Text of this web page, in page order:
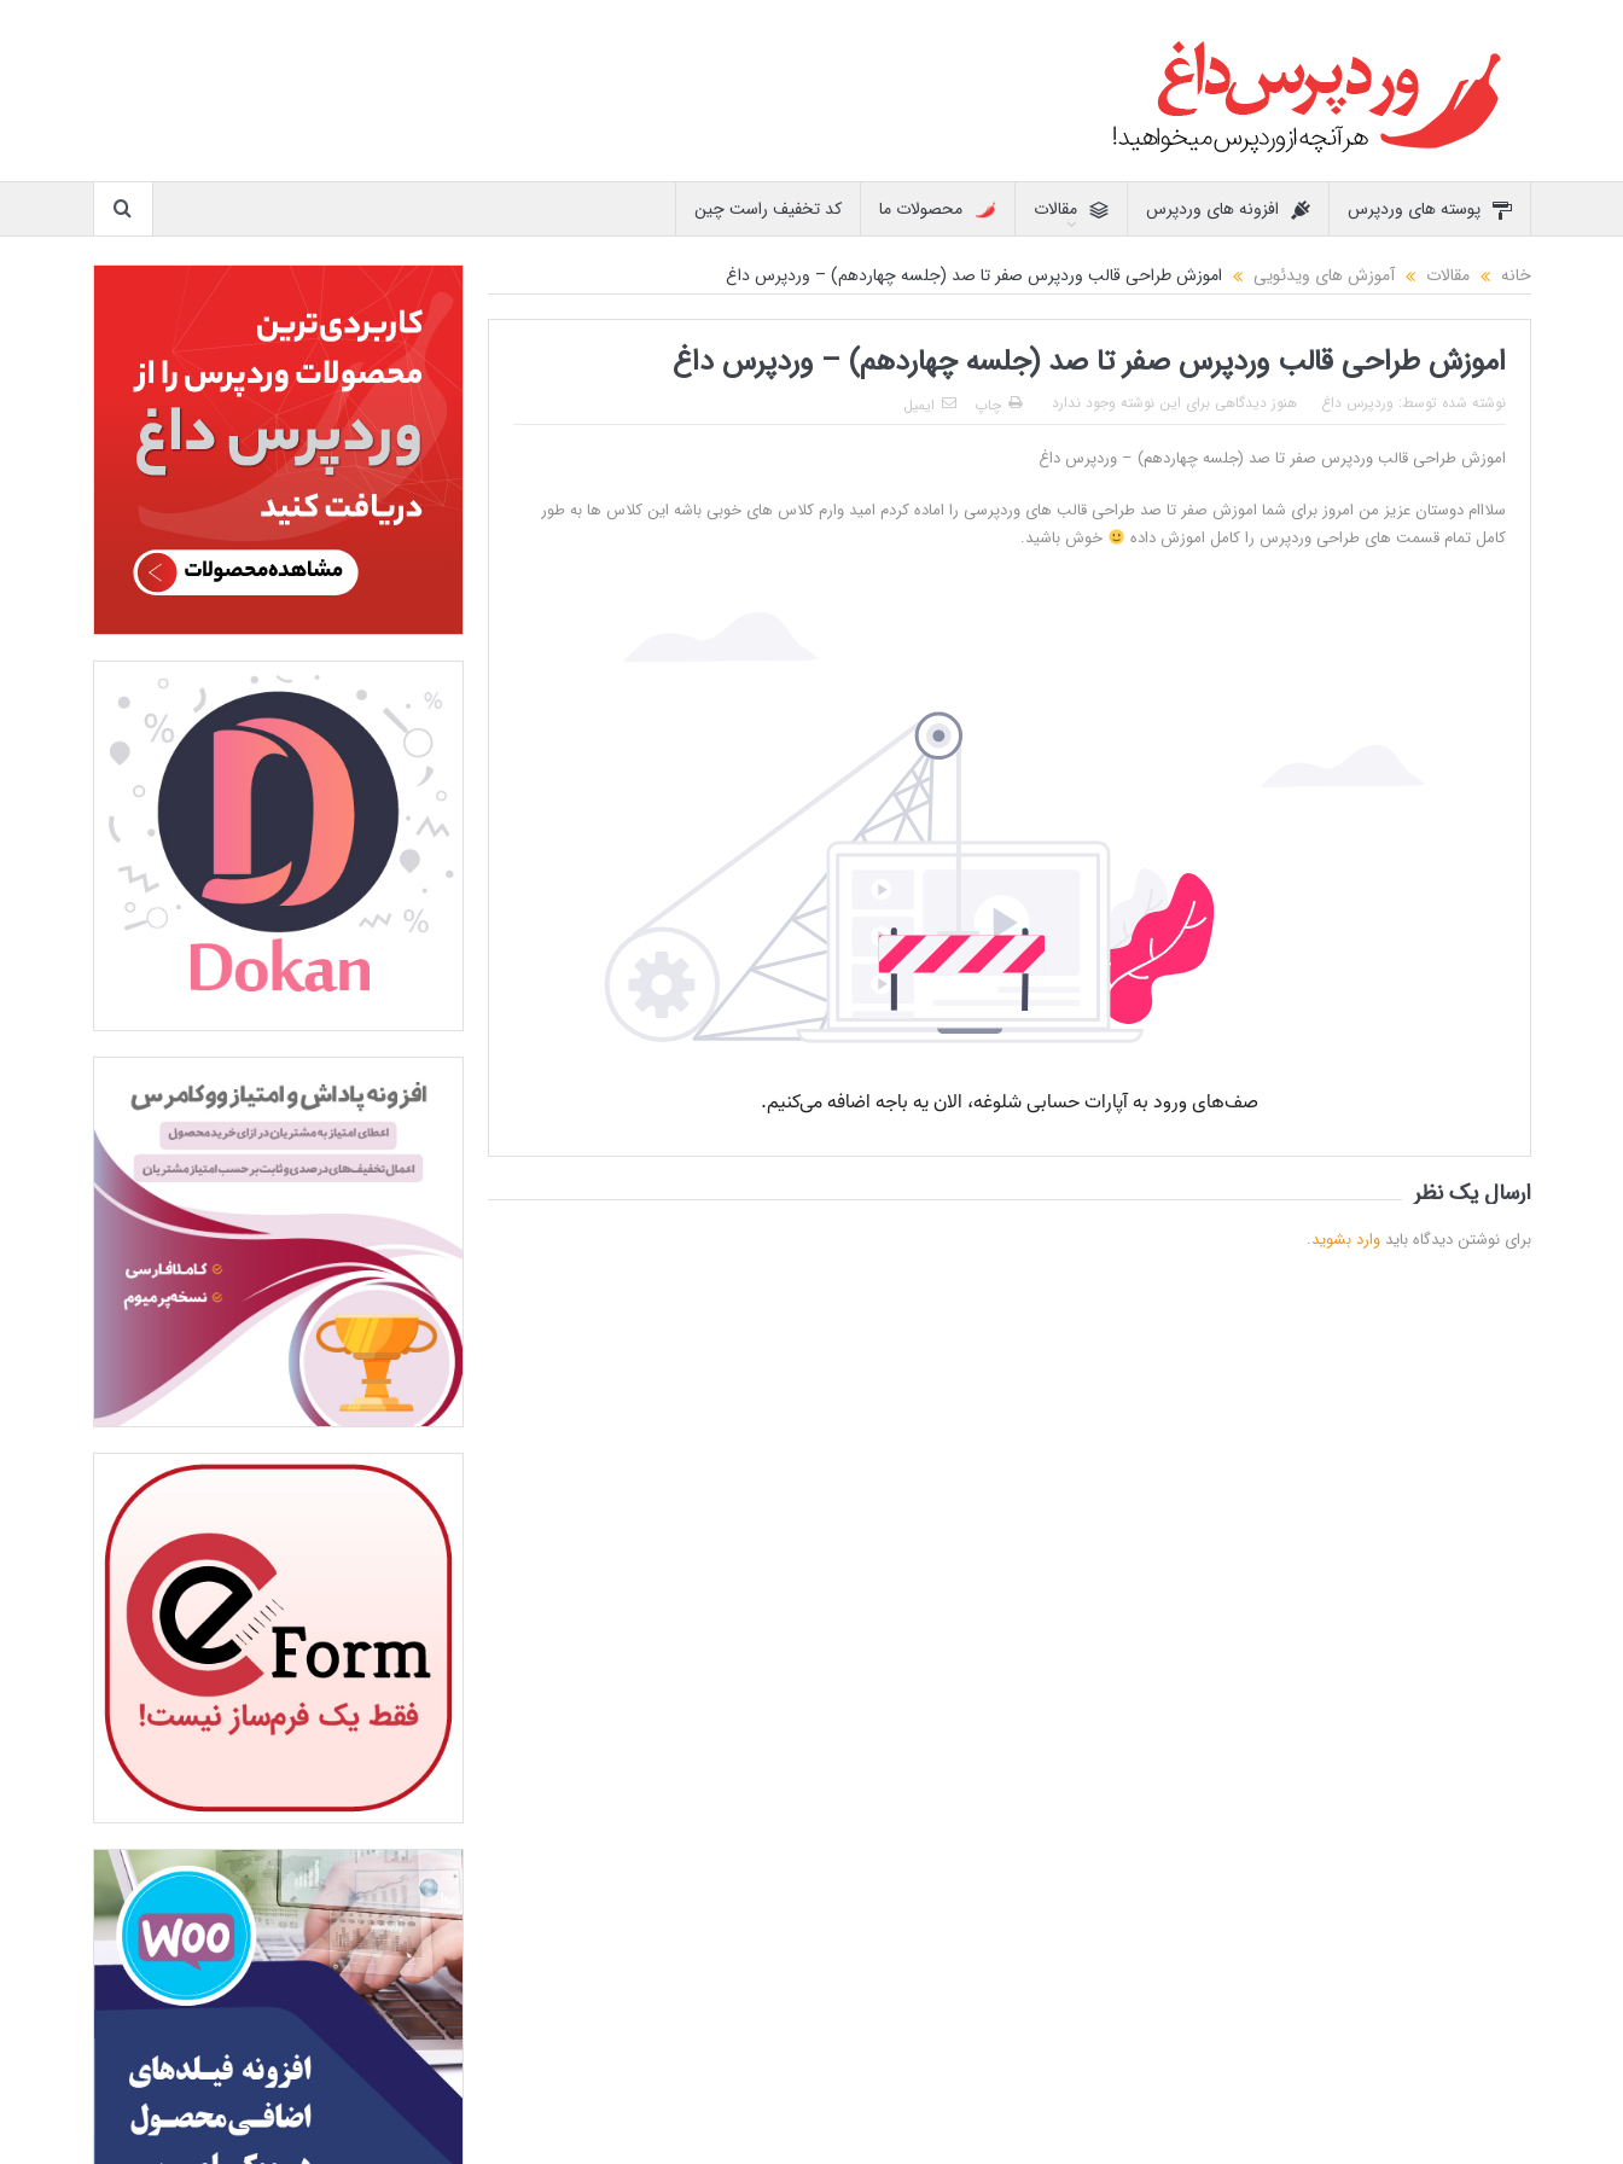
پوسته های وردپرس افزونه های وردپرس مقالات محصولات ما کد تخفیف راست چین
خانه مقالات آموزش های ویدئویی اموزش طراحی قالب وردپرس صفر تا صد (جلسه چهاردهم) – وردپرس داغ
اموزش طراحی قالب وردپرس صفر تا صد (جلسه چهاردهم) – وردپرس داغ
نوشته شده توسط: وردپرس داغ هنوز دیدگاهی برای این نوشته وجود ندارد چاپ ایمیل
اموزش طراحی قالب وردپرس صفر تا صد (جلسه چهاردهم) – وردپرس داغ
سلااام دوستان عزیز من امروز برای شما اموزش صفر تا صد طراحی قالب های وردپرسی را اماده کردم امید وارم کلاس های خوبی باشه این کلاس ها به طور
کامل تمام قسمت های طراحی وردپرس را کامل اموزش داده
خوش باشید.
ارسال یک نظر
برای نوشتن دیدگاه بایدوارد بشوید.